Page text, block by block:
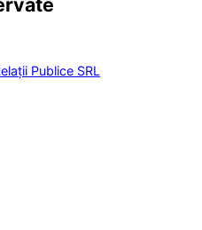
Publice SRL